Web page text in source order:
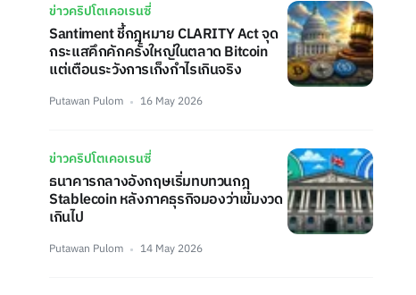
ข่าวคริปโตเคอเรนซี่
Santiment ชี้กฎหมาย CLARITY Act จุด
กระแสคึกคักครั้งใหญ่ในตลาด Bitcoin
แต่เตือนระวังการเก็งกำไรเกินจริง
Putawan Pulom 16 May 2026
ข่าวคริปโตเคอเรนซี่
ธนาคารกลางอังกฤษเริ่มทบทวนกฎ
Stablecoin หลังภาคธุรกิจมองว่าเข้มงวด
เกินไป
Putawan Pulom 14 May 2026